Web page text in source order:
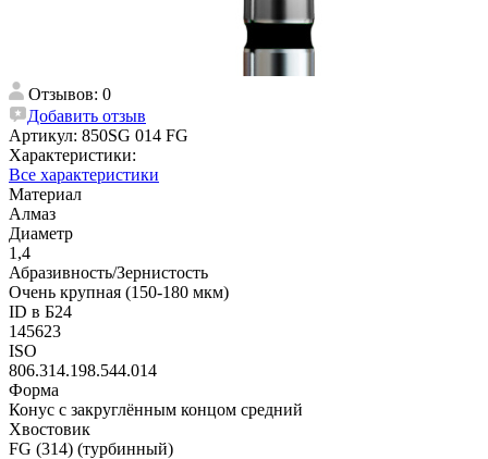
Отзывов: 0
Добавить отзыв
Артикул: 850SG 014 FG
Характеристики:
Все характеристики
Материал
Алмаз
Диаметр
1,4
Абразивность/Зернистость
Очень крупная (150-180 мкм)
ID в Б24
145623
ISO
806.314.198.544.014
Форма
Конус с закруглённым концом средний
Хвостовик
FG (314) (турбинный)